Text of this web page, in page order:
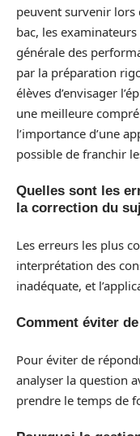
peuvent survenir lors
bac, les
générale des
par la préparation
élèves d’envisager
une meilleure
l’importance d’une
possible de franchir
Quelles sont les
la correction du
Les erreurs les plus
interprétation des
inadéquate, et
Comment éviter
Pour éviter de
analyser la question
prendre le temps de